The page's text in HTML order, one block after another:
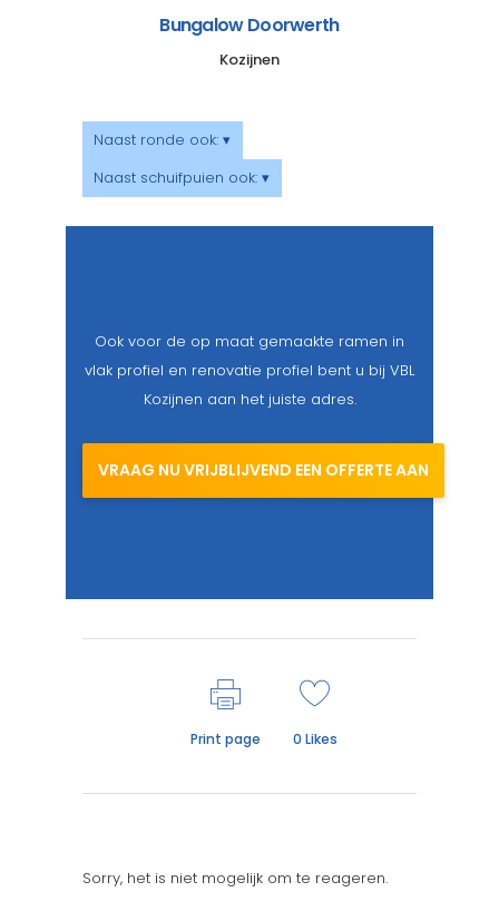
Bungalow Doorwerth
Kozijnen
Naast ronde ook: ▾
Naast schuifpuien ook: ▾
Ook voor de op maat gemaakte ramen in
vlak profiel en renovatie profiel bent u bij VBL
Kozijnen aan het juiste adres.
VRAAG NU VRIJBLIJVEND EEN OFFERTE AAN
Print page 0 Likes
Sorry, het is niet mogelijk om te reageren.